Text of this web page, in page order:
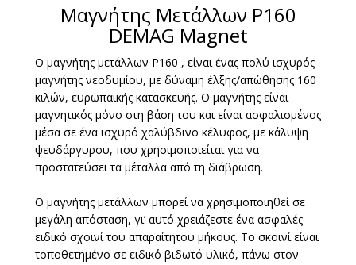
Μαγνήτης Μετάλλων P160
DEMAG Magnet
Ο μαγνήτης μετάλλων P160 , είναι ένας πολύ ισχυρός
μαγνήτης νεοδυμίου, με δύναμη έλξης/απώθησης 160
κιλών, ευρωπαϊκής κατασκευής. Ο μαγνήτης είναι
μαγνητικός μόνο στη βάση του και είναι ασφαλισμένος
μέσα σε ένα ισχυρό χαλύβδινο κέλυφος, με κάλυψη
ψευδάργυρου, που χρησιμοποιείται για να
προστατεύσει τα μέταλλα από τη διάβρωση.
Ο μαγνήτης μετάλλων μπορεί να χρησιμοποιηθεί σε
μεγάλη απόσταση, γι’ αυτό χρειάζεστε ένα ασφαλές
ειδικό σχοινί του απαραίτητου μήκους. Το σκοινί είναι
τοποθετημένο σε ειδικό βιδωτό υλικό, πάνω στον